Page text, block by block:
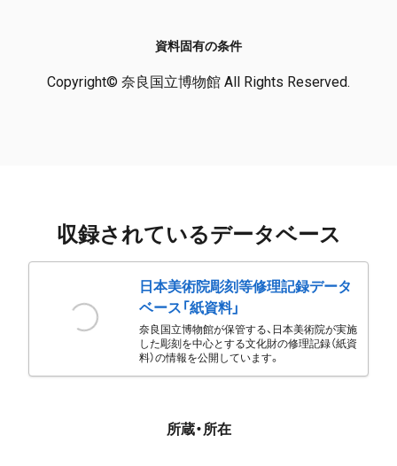
資料固有の条件
Copyright© 奈良国立博物館 All Rights Reserved.
収録されているデータベース
日本美術院彫刻等修理記録データ
ベース「紙資料」
奈良国立博物館が保管する、日本美術院が実施
した彫刻を中心とする文化財の修理記録（紙資
料）の情報を公開しています。
所蔵・所在